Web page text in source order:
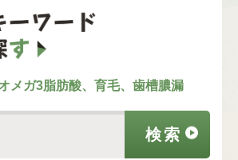
メガ3脂肪酸、育毛、歯槽膿漏